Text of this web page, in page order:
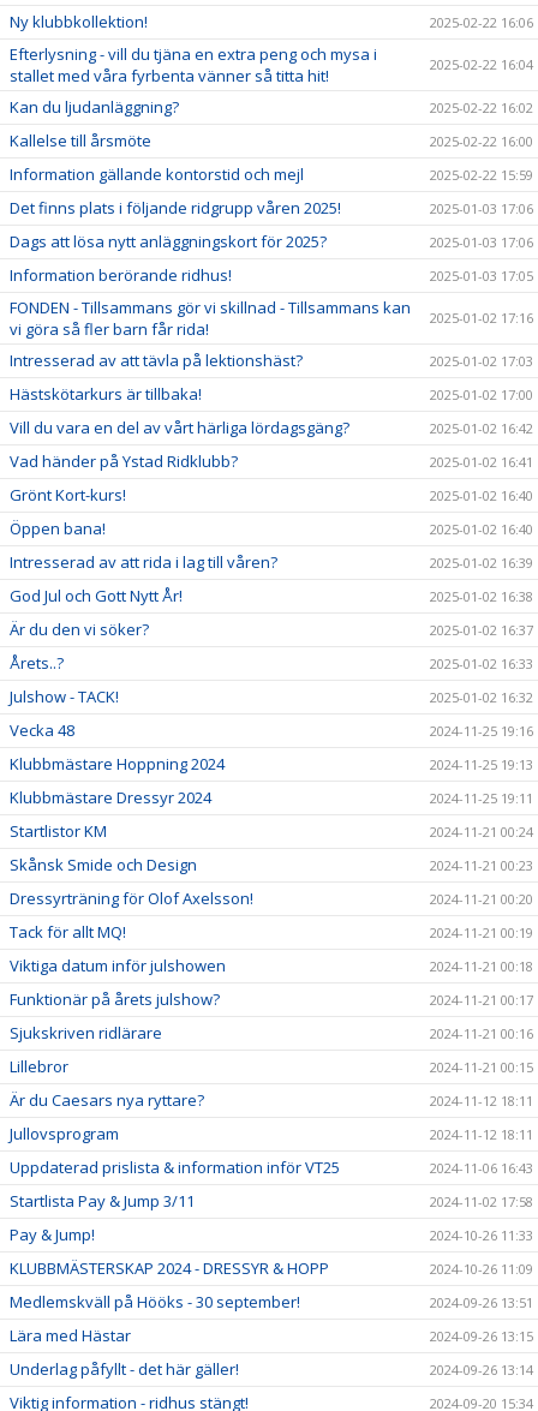
Ny klubbkollektion! 2025-02-22 16:06
Efterlysning - vill du tjäna en extra peng och mysa i
stallet med våra fyrbenta vänner så titta hit!
2025-02-22 16:04
Kan du ljudanläggning? 2025-02-22 16:02
Kallelse till årsmöte 2025-02-22 16:00
Information gällande kontorstid och mejl 2025-02-22 15:59
Det finns plats i följande ridgrupp våren 2025! 2025-01-03 17:06
Dags att lösa nytt anläggningskort för 2025? 2025-01-03 17:06
Information berörande ridhus! 2025-01-03 17:05
FONDEN - Tillsammans gör vi skillnad - Tillsammans kan
vi göra så fler barn får rida!
2025-01-02 17:16
Intresserad av att tävla på lektionshäst? 2025-01-02 17:03
Hästskötarkurs är tillbaka! 2025-01-02 17:00
Vill du vara en del av vårt härliga lördagsgäng? 2025-01-02 16:42
Vad händer på Ystad Ridklubb? 2025-01-02 16:41
Grönt Kort-kurs! 2025-01-02 16:40
Öppen bana! 2025-01-02 16:40
Intresserad av att rida i lag till våren? 2025-01-02 16:39
God Jul och Gott Nytt År! 2025-01-02 16:38
Är du den vi söker? 2025-01-02 16:37
Årets..? 2025-01-02 16:33
Julshow - TACK! 2025-01-02 16:32
Vecka 48 2024-11-25 19:16
Klubbmästare Hoppning 2024 2024-11-25 19:13
Klubbmästare Dressyr 2024 2024-11-25 19:11
Startlistor KM 2024-11-21 00:24
Skånsk Smide och Design 2024-11-21 00:23
Dressyrträning för Olof Axelsson! 2024-11-21 00:20
Tack för allt MQ! 2024-11-21 00:19
Viktiga datum inför julshowen 2024-11-21 00:18
Funktionär på årets julshow? 2024-11-21 00:17
Sjukskriven ridlärare 2024-11-21 00:16
Lillebror 2024-11-21 00:15
Är du Caesars nya ryttare? 2024-11-12 18:11
Jullovsprogram 2024-11-12 18:11
Uppdaterad prislista & information inför VT25 2024-11-06 16:43
Startlista Pay & Jump 3/11 2024-11-02 17:58
Pay & Jump! 2024-10-26 11:33
KLUBBMÄSTERSKAP 2024 - DRESSYR & HOPP 2024-10-26 11:09
Medlemskväll på Hööks - 30 september! 2024-09-26 13:51
Lära med Hästar 2024-09-26 13:15
Underlag påfyllt - det här gäller! 2024-09-26 13:14
Viktig information - ridhus stängt! 2024-09-20 15:34